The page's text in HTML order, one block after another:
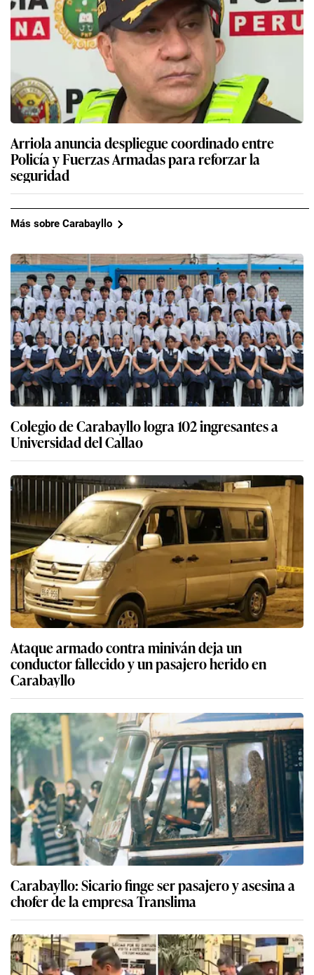
Arriola anuncia despliegue coordinado entre
Policía y Fuerzas Armadas para reforzar la
seguridad
Más sobre Carabayllo
Colegio de Carabayllo logra 102 ingresantes a
Universidad del Callao
Ataque armado contra miniván deja un
conductor fallecido y un pasajero herido en
Carabayllo
Carabayllo: Sicario finge ser pasajero y asesina a
chofer de la empresa Translima